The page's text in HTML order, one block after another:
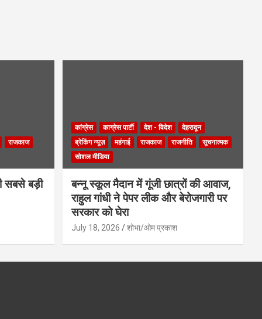
राजकाज
सबसे बड़ी
कांग्रेस काग्रेस पार्टी देश - विदेश
देहरादून
ब्रेकिंग न्यूज़
महंगाई राजकाज राजनीति
सूचनात्मक
सोशल मीडिया
बन्नू स्कूल मैदान में गूंजी छात्रों की आवाज,
राहुल गांधी ने पेपर लीक और बेरोजगारी पर
सरकार को घेरा
July 18, 2026 शोभा/ओम प्रकाश